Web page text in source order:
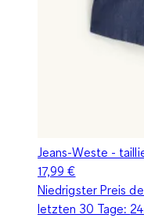
Jeans-Weste -
17,99 €
Niedrigster Preis
letzten 30 Tage: